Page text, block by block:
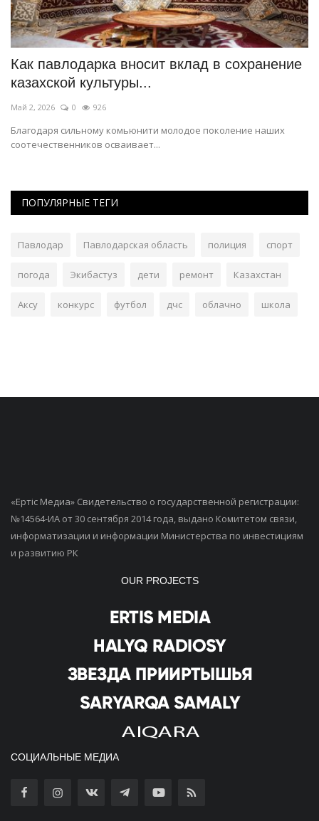
Как павлодарка вносит вклад в сохранение
казахской культуры...
Май 2, 2026 0 926
Благодаря сильному комьюнити молодое поколение наших
соотечественников осваивает...
ПОПУЛЯРНЫЕ ТЕГИ
Павлодар Павлодарская область полиция спорт
погода Экибастуз дети ремонт Казахстан
Аксу конкурс футбол дчс облачно школа
«Ертiс Медиа» Свидетельство о государственной регистрации:
№14564-ИА от 30 сентября 2014 года, выдано Комитетом связи,
информатизации и информации Министерства по инвестициям
и развитию РК
OUR PROJECTS
СОЦИАЛЬНЫЕ МЕДИА